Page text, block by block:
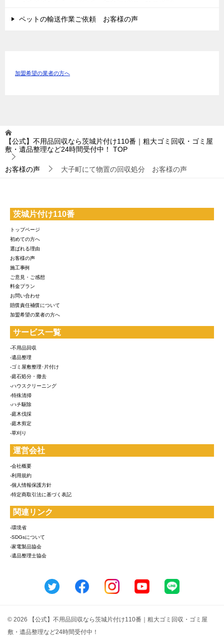
ペットの輸送作業ご依頼 お客様の声
加盟希望の業者の方へ
【公式】不用品回収なら茨城片付け110番｜粗大ゴミ回収・ゴミ屋
敷・遺品整理など24時間受付中！
TOP
お客様の声 大子町にて物置の回収処分 お客様の声
茨城片付け110番
トップページ
初めての方へ
選ばれる理由
お客様の声
施工事例
ご意見・ご感想
料金プラン
お問い合わせ
賠償責任補償について
加盟希望の業者の方へ
サービス一覧
-不用品回収
-遺品整理
-ゴミ屋敷整理･片付け
-庭石処分・撤去
-ハウスクリーニング
-特殊清掃
-ハチ駆除
-庭木伐採
-庭木剪定
-草刈り
運営会社
-会社概要
-利用規約
-個人情報保護方針
-特定商取引法に基づく表記
関連リンク
-環境省
-SDGsについて
-家電製品協会
-遺品整理士協会
© 2026 【公式】不用品回収なら茨城片付け110番｜粗大ゴミ回収・ゴミ屋
敷・遺品整理など24時間受付中！